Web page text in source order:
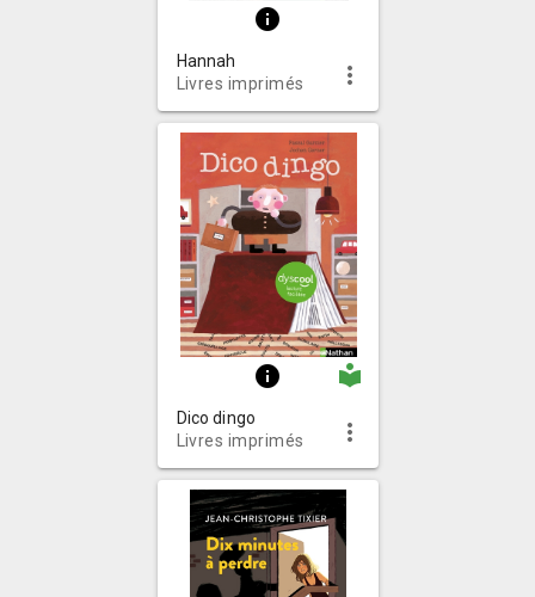
info
Hannah
Livres imprimés
more_vert
info local_library
Dico dingo
Livres imprimés
more_vert